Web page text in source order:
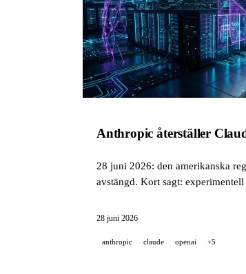
Anthropic återställer
28 juni 2026: den amerikanska
avstängd. Kort sagt:
28 juni 2026
anthropic claude openai +5